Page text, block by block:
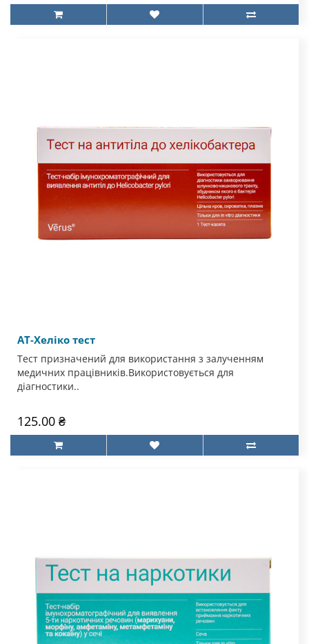
АТ-Хеліко тест
Тест призначений для використання з залученням
медичних працівників.Використовується для
діагностики..
125.00 ₴